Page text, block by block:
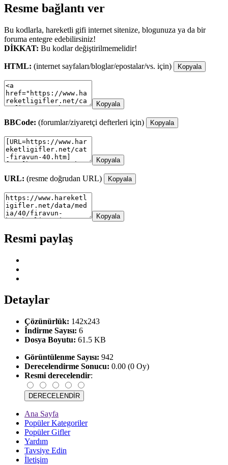
Resme bağlantı ver
Bu kodlarla, hareketli gifi internet sitenize, blogunuza ya da bir
foruma entegre edebilirsiniz!
DİKKAT: Bu kodlar değiştirilmemelidir!
HTML: (internet sayfaları/bloglar/epostalar/vs. için) Kopyala
Kopyala
BBCode: (forumlar/ziyaretçi defterleri için) Kopyala
Kopyala
URL: (resme doğrudan URL) Kopyala
Kopyala
Resmi paylaş
Detaylar
Çözünürlük: 142x243
İndirme Sayısı: 6
Dosya Boyutu: 61.5 KB
Görüntülenme Sayısı: 942
Derecelendirme Sonucu: 0.00 (0 Oy)
Resmi derecelendir:
Ana Sayfa
Popüler Kategoriler
Popüler Gifler
Yardım
Tavsiye Edin
İletişim